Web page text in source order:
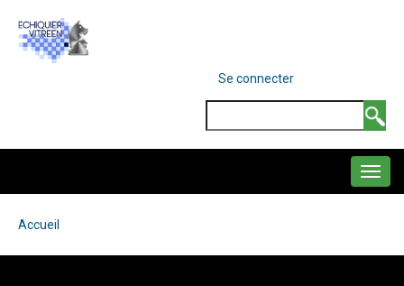
contenu
MENU
COMPTE
DE
Se connecter
d'Ariane
Accueil